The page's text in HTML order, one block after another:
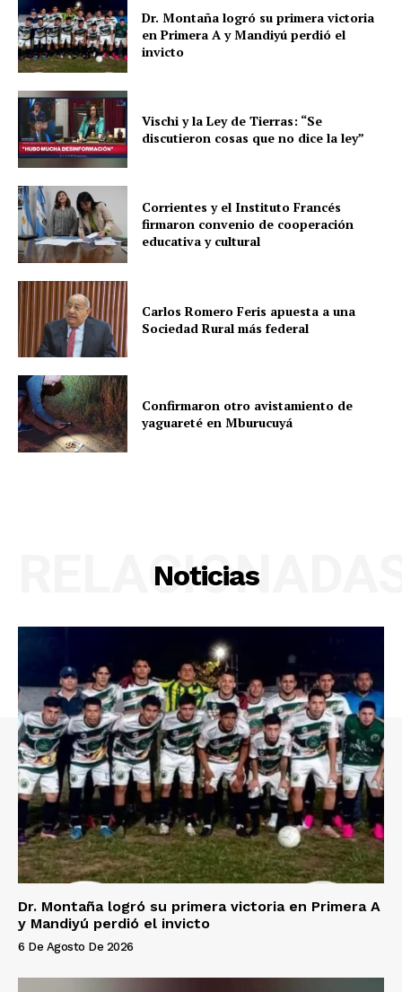
Dr. Montaña logró su primera victoria
en Primera A y Mandiyú perdió el
invicto
Vischi y la Ley de Tierras: “Se
discutieron cosas que no dice la ley”
Corrientes y el Instituto Francés
firmaron convenio de cooperación
educativa y cultural
Carlos Romero Feris apuesta a una
Sociedad Rural más federal
Confirmaron otro avistamiento de
yaguareté en Mburucuyá
Noticias
Dr. Montaña logró su primera victoria en Primera A
y Mandiyú perdió el invicto
6 De Agosto De 2026